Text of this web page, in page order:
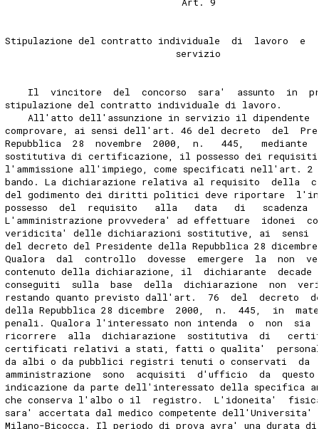
Stipulazione del contratto individuale  di  lavoro  e
                              servizio
Il  vincitore  del  concorso  sara'  assunto  in
stipulazione del contratto individuale di lavoro.
All'atto dell'assunzione in servizio il dipendente
comprovare, ai sensi dell'art. 46 del decreto  del
Repubblica  28  novembre  2000,  n.   445,   mediante
sostitutiva di certificazione, il possesso dei
l'ammissione all'impiego, come specificati nell'art. 2
bando. La dichiarazione relativa al requisito  della
del godimento dei diritti politici deve riportare
possesso  del  requisito   alla   data   di   scadenza
L'amministrazione provvedera' ad effettuare  idonei
veridicita' delle dichiarazioni sostitutive, ai
del decreto del Presidente della Repubblica 28
Qualora  dal  controllo  dovesse  emergere  la  non
contenuto della dichiarazione, il  dichiarante
conseguiti  sulla  base  della  dichiarazione  non
restando quanto previsto dall'art.  76  del  decreto
della Repubblica 28 dicembre  2000,  n.  445,  in
penali. Qualora l'interessato non intenda  o  non
ricorrere  alla  dichiarazione  sostitutiva  di
certificati relativi a stati, fatti o qualita'
da albi o da pubblici registri tenuti o conservati  da
amministrazione  sono  acquisiti  d'ufficio  da  questo
indicazione da parte dell'interessato della specifica
che conserva l'albo o il  registro.  L'idoneita'
sara' accertata dal medico competente
Milano-Bicocca. Il periodo di prova avra' una durata